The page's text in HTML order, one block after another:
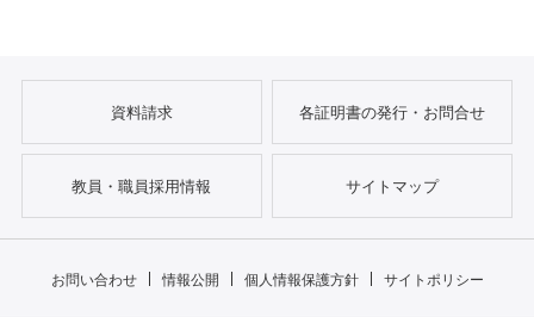
資料請求 各証明書の発行・お問合せ
教員・職員採用情報 サイトマップ
お問い合わせ 情報公開 個人情報保護方針 サイトポリシー